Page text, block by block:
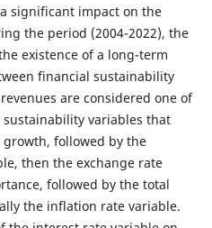
significant impact on the
the period (2004-2022), the
existence of a long-term
financial sustainability
are considered one of
variables that
growth, followed by the
then the exchange rate
followed by the total
the inflation rate variable.